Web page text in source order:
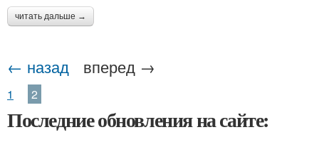
читать дальше →
← назад вперед →
1 2
Последние обновления на сайте: